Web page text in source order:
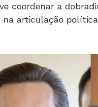
coordenar a
articulação